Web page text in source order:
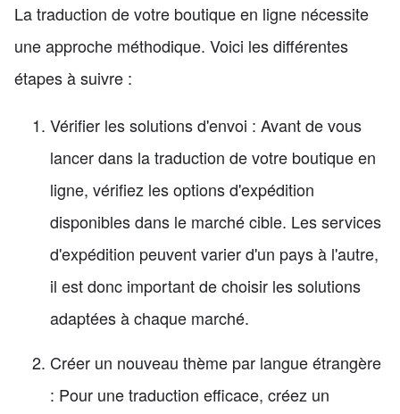
La traduction de votre boutique en ligne nécessite
une approche méthodique. Voici les différentes
étapes à suivre :
Vérifier les solutions d'envoi : Avant de vous
lancer dans la traduction de votre boutique en
ligne, vérifiez les options d'expédition
disponibles dans le marché cible. Les services
d'expédition peuvent varier d'un pays à l'autre,
il est donc important de choisir les solutions
adaptées à chaque marché.
Créer un nouveau thème par langue étrangère
: Pour une traduction efficace, créez un